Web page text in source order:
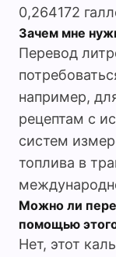
0,264172
Зачем мне
Перевод
например,
рецептам с
систем
топлива в
Можно ли
помощью
Нет, этот